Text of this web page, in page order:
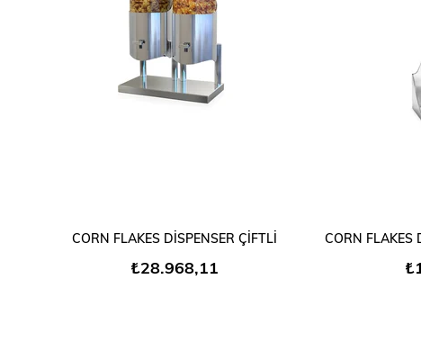
SEPETE EKLE
CORN FLAKES DİSPENSER ÇİFTLİ
₺28.968,11
CORN FLAKES